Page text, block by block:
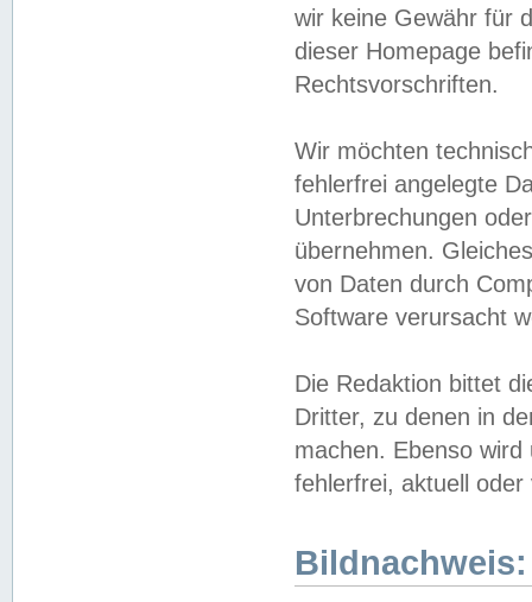
wir keine Gewähr für
dieser Homepage
Rechtsvorschriften.
Wir möchten
fehlerfrei angelegte
Unterbrechungen
übernehmen.
von Daten durch
Software verursacht
Die Redaktion bittet
Dritter, zu denen in
machen. Ebenso
fehlerfrei, aktuell oder
Bildnachweis: